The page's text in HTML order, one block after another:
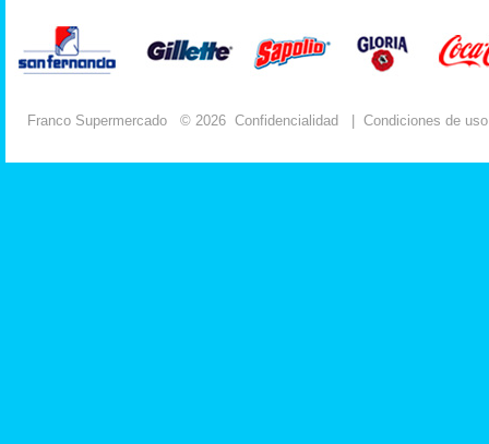
Franco Supermercado © 2026 Confidencialidad Condiciones de uso